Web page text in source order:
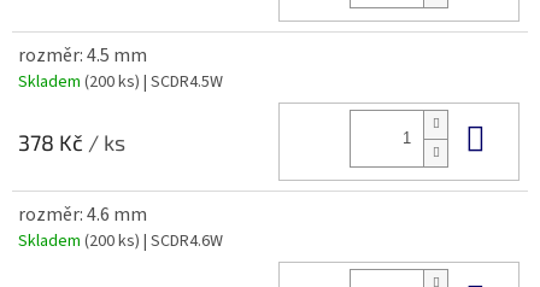
rozměr: 4.5 mm
Skladem (200 ks) | SCDR4.5W
378 Kč / ks
rozměr: 4.6 mm
Skladem (200 ks) | SCDR4.6W